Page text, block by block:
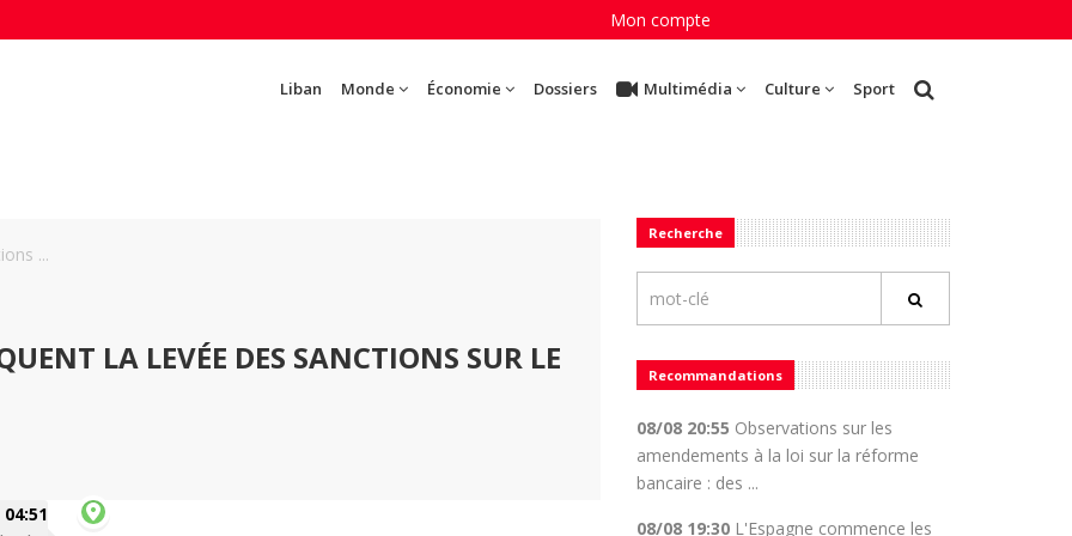
Mon compte
Liban Monde Économie Dossiers Multimédia Culture Sport
...
LA LEVÉE DES SANCTIONS SUR LE
04:51
Recherche
Recommandations
08/08 20:55 Observations sur les
amendements à la loi sur la réforme
bancaire : des ...
08/08 19:30L'Espagne commence les